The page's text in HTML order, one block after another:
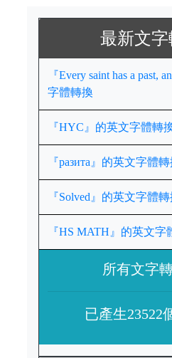
最新文
『Every saint has a past,
字體轉換
『HYC』的英文字體轉
『разита』的英文字體
『Solved』的英文字體轉
『HS MATH』的英文字
所有文字
已產生23522